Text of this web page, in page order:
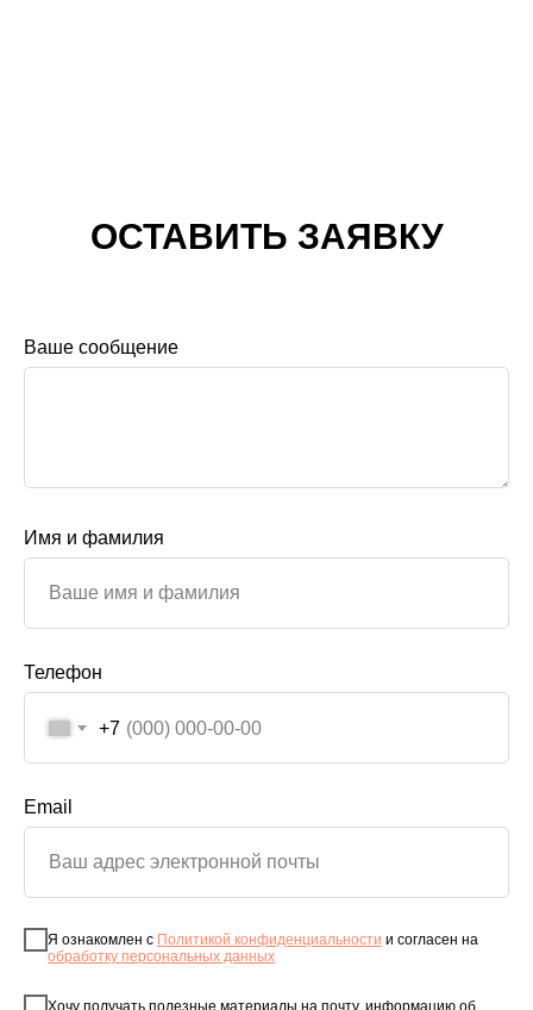
ОСТАВИТЬ ЗАЯВКУ
Ваше сообщение
Имя и фамилия
Телефон
+7
Email
Я ознакомлен с Политикой конфиденциальности и согласен на
обработку персональных данных
Хочу получать полезные материалы на почту, информацию об